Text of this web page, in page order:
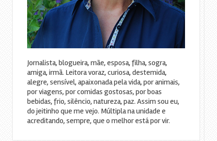
Jornalista, blogueira, mãe, esposa, filha, sogra,
amiga, irmã. Leitora voraz, curiosa, destemida,
alegre, sensível, apaixonada pela vida, por animais,
por viagens, por comidas gostosas, por boas
bebidas, frio, silêncio, natureza, paz. Assim sou eu,
do jeitinho que me vejo. Múltipla na unidade e
acreditando, sempre, que o melhor está por vir.